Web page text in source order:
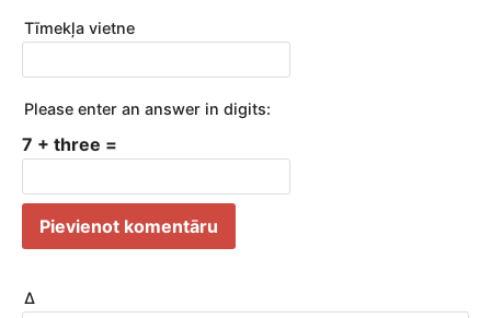
Tīmekļa vietne
Please enter an answer in digits:
7 + three =
Δ